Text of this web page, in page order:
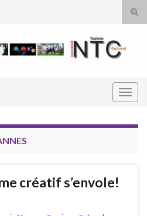
créatif s’envole!